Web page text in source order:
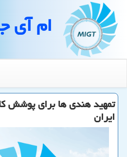
ام آی
تمهید هندی ها برای پوشش
ایران